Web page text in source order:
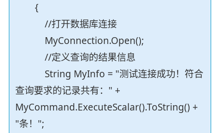
{
//打开数据库连接
MyConnection.Open();
//定义查询的结果信息
String MyInfo = "测试连接成功！符合
查询要求的记录共有：" +
MyCommand.ExecuteScalar().ToString() +
"条！";